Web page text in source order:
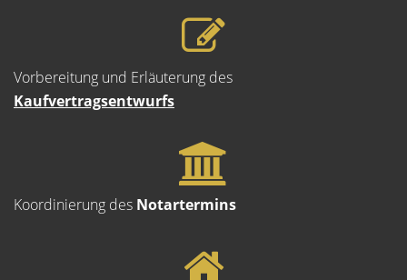
Vorbereitung und Erläuterung des
Kaufvertragsentwurfs
Koordinierung des Notartermins